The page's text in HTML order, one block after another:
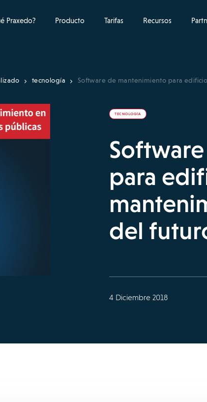
Praxedo? Producto Tarifas Recursos
tecnología Software de mantenimiento para
TECNOLOGÍA
para
del
4 Diciembre 2018